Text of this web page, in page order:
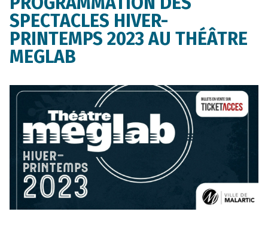
SPECTACLES HIVER-
PRINTEMPS 2023 AU THÉÂTRE
MEGLAB